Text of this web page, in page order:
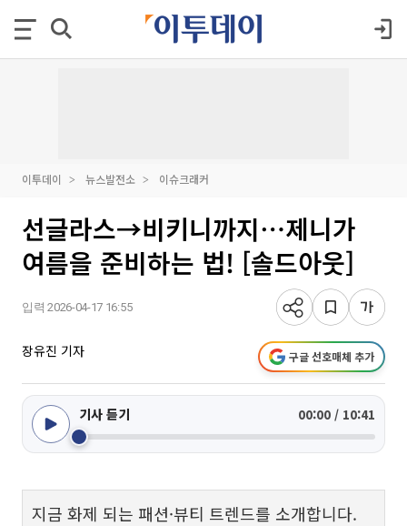
이투데이 뉴스발전소 이슈크래커
선글라스→비키니까지⋯제니가
여름을 준비하는 법! [솔드아웃]
입력 2026-04-17 16:55
장유진 기자 구글 선호매체 추가
기사 듣기 00:00 / 10:41
지금 화제 되는 패션·뷰티 트렌드를 소개합니다.